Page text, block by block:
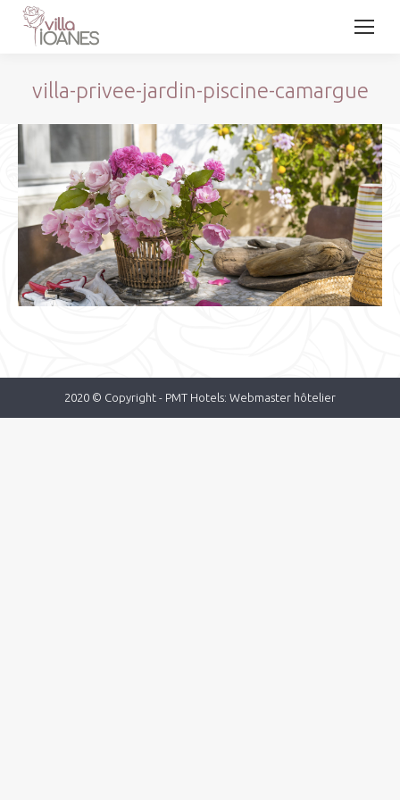
villa-privee-jardin-piscine-camargue
2020 © Copyright - PMT Hotels: Webmaster hôtelier